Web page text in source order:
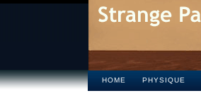
HOME PHYSIQUE